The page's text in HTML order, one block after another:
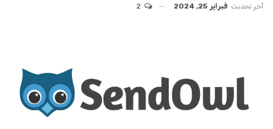
آخر تحديث فبراير 25, 2024